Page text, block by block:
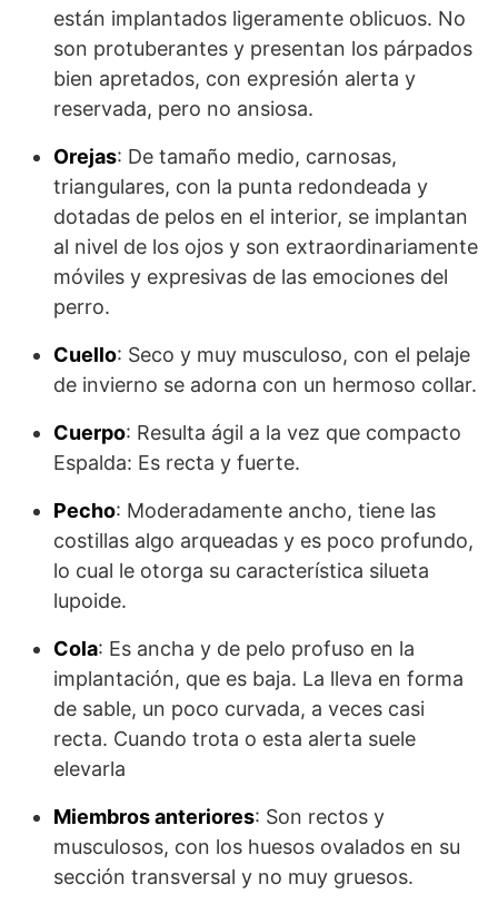
están implantados ligeramente oblicuos. No
son protuberantes y presentan los párpados
bien apretados, con expresión alerta y
reservada, pero no ansiosa.
Orejas: De tamaño medio, carnosas,
triangulares, con la punta redondea­da y
dotadas de pelos en el interior, se implantan
al nivel de los ojos y son extraordinariamente
móviles y expresivas de las emociones del
perro.
Cuello: Seco y muy musculoso, con el pelaje
de invierno se adorna con un her­moso collar.
Cuerpo: Resulta ágil a la vez que compacto
Espalda: Es recta y fuerte.
Pecho: Moderadamente ancho, tiene las
costillas algo arqueadas y es poco profundo,
lo cual le otorga su característica silueta
lupoide.
Cola: Es ancha y de pelo profuso en la
implantación, que es baja. La lleva en forma
de sable, un poco curvada, a veces casi
recta. Cuando trota o esta alerta suele
elevarla
Miembros anteriores: Son rectos y
musculosos, con los huesos ovalados en su
sección transver­sal y no muy gruesos.